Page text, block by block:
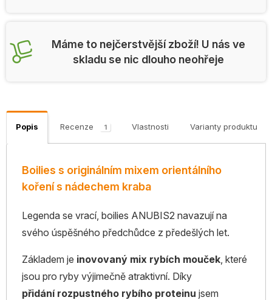
Máme to nejčerstvější zboží! U nás ve
skladu se nic dlouho neohřeje
Popis Recenze 1 Vlastnosti Varianty produktu
Boilies s originálním mixem orientálního
koření s nádechem kraba
Legenda se vrací, boilies ANUBIS2 navazují na
svého úspěšného předchůdce z předešlých let.
Základem je inovovaný mix rybích mouček, které
jsou pro ryby výjimečně atraktivní. Díky
přidání rozpustného rybího proteinu jsem